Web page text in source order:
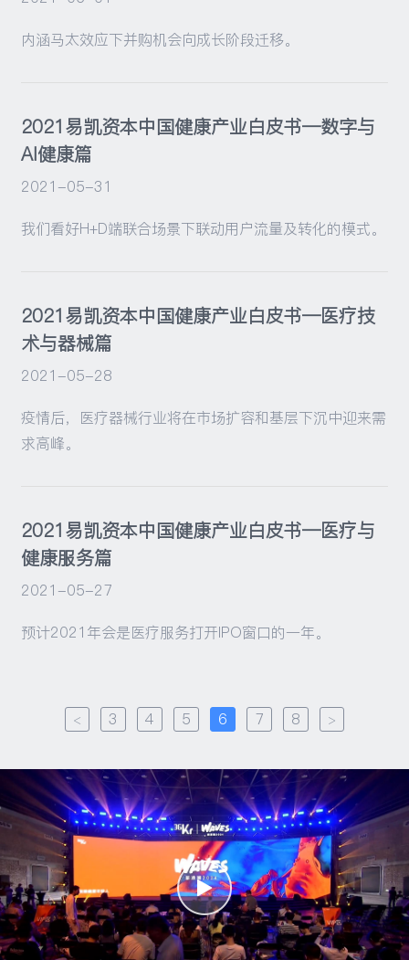
内涵马太效应下并购机会向成长阶段迁移。
2021易凯资本中国健康产业白皮书—数字与
AI健康篇
2021-05-31
我们看好H+D端联合场景下联动用户流量及转化的模式。
2021易凯资本中国健康产业白皮书—医疗技
术与器械篇
2021-05-28
疫情后，医疗器械行业将在市场扩容和基层下沉中迎来需
求高峰。
2021易凯资本中国健康产业白皮书—医疗与
健康服务篇
2021-05-27
预计2021年会是医疗服务打开IPO窗口的一年。
< 3 4 5 6 7 8 >